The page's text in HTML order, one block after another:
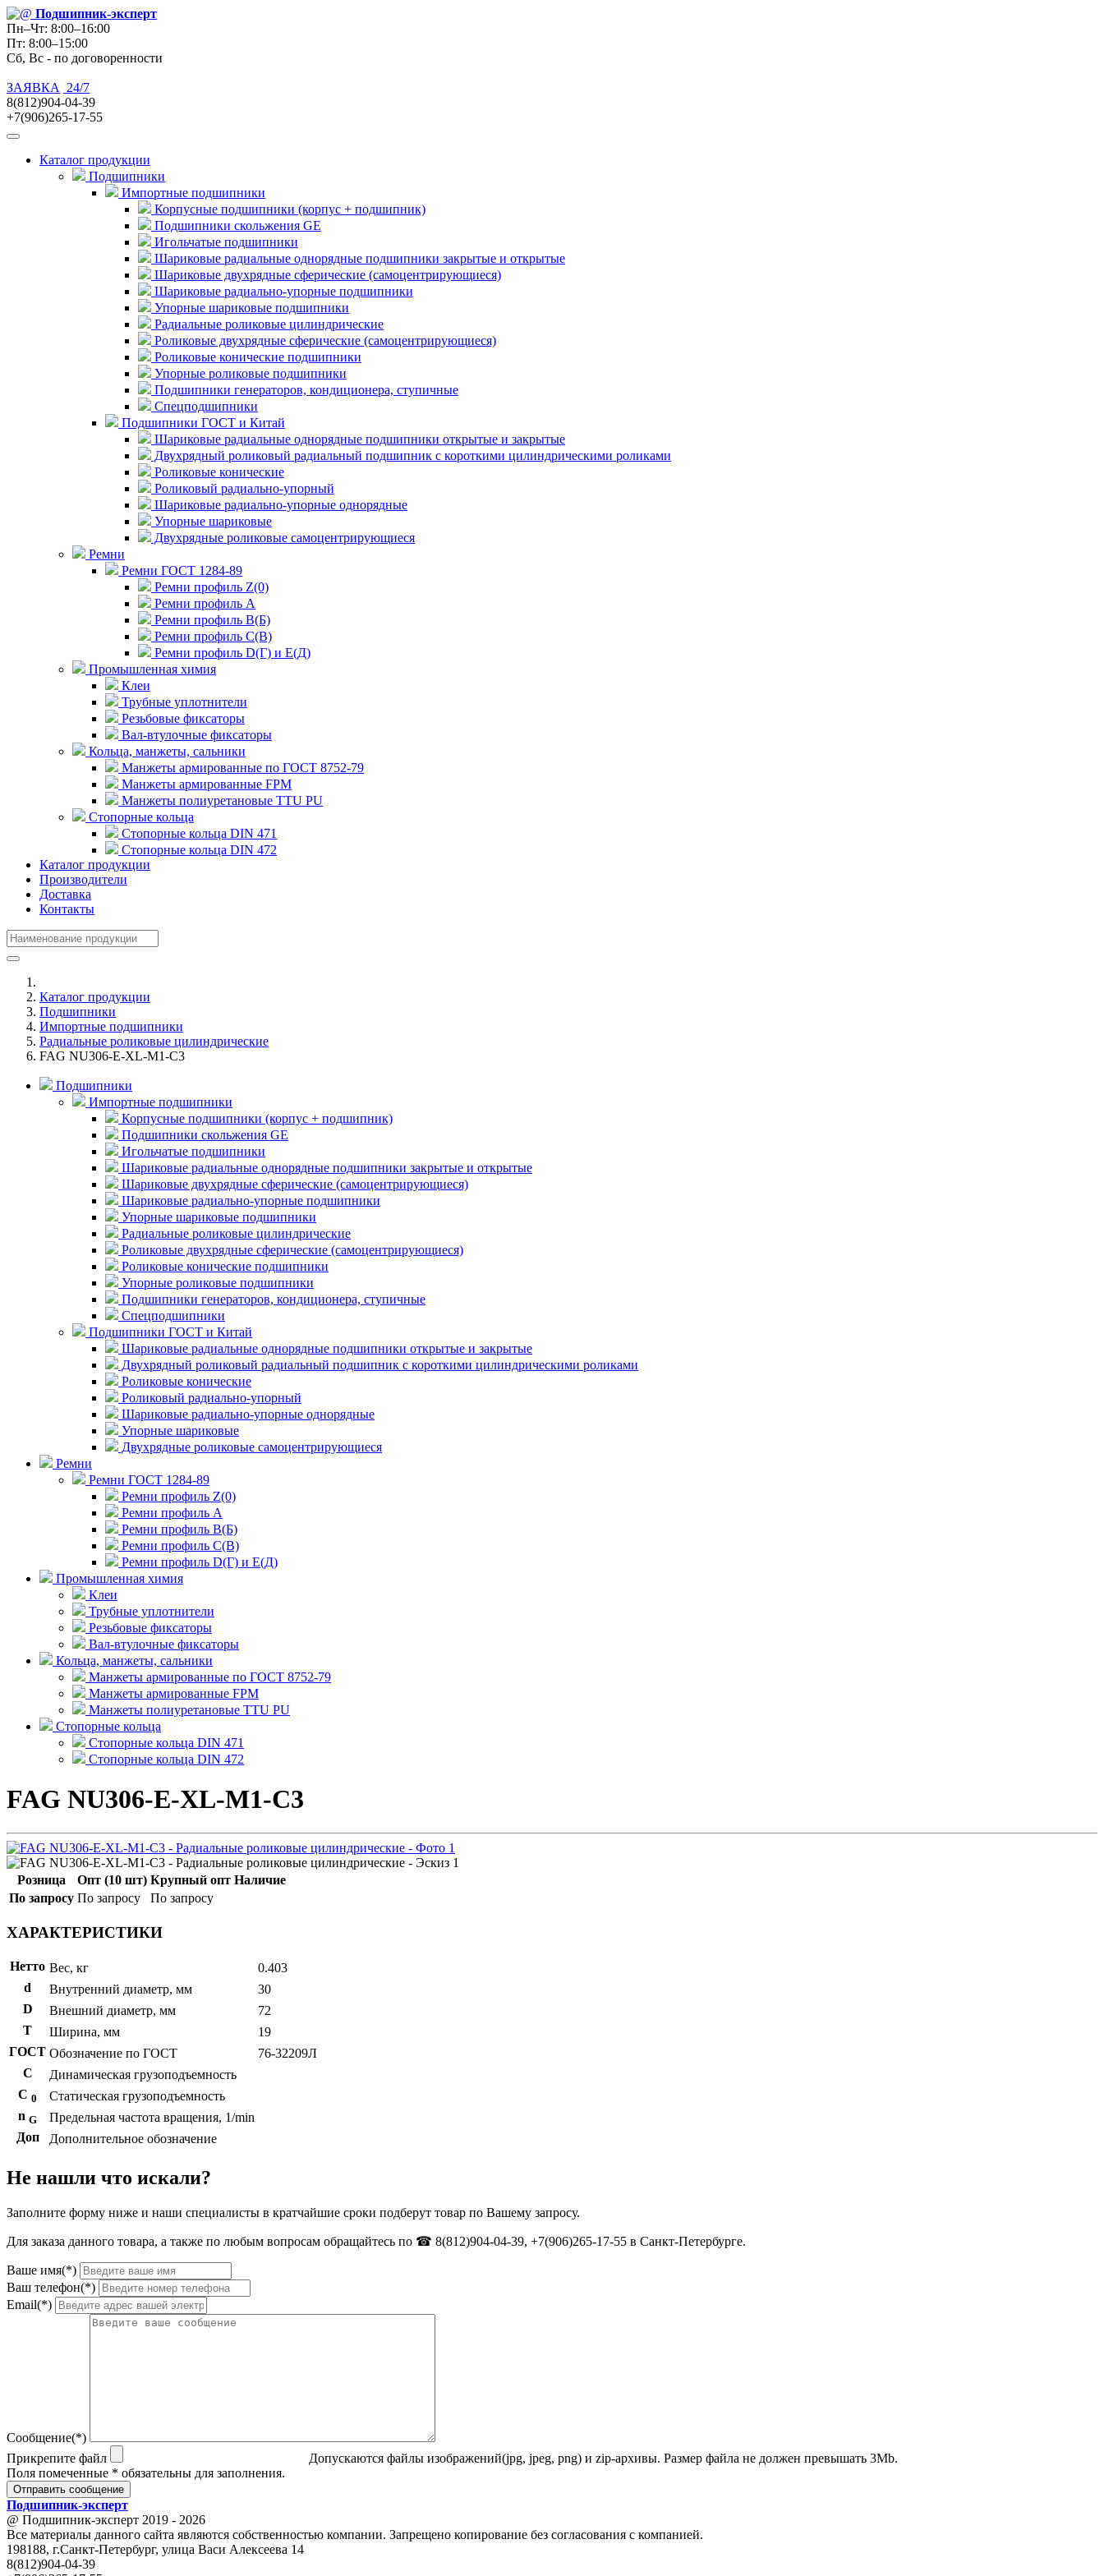
Подшипник-эксперт
Пн–Чт: 8:00–16:00
Пт: 8:00–15:00
Сб, Вс - по договоренности
ЗАЯВКА
24/7
8(812)904-04-39
+7(906)265-17-55
Каталог продукции
Подшипники
Импортные подшипники
Корпусные подшипники (корпус + подшипник)
Подшипники скольжения GE
Игольчатые подшипники
Шариковые радиальные однорядные подшипники закрытые и открытые
Шариковые двухрядные сферические (самоцентрирующиеся)
Шариковые радиально-упорные подшипники
Упорные шариковые подшипники
Радиальные роликовые цилиндрические
Роликовые двухрядные сферические (самоцентрирующиеся)
Роликовые конические подшипники
Упорные роликовые подшипники
Подшипники генераторов, кондиционера, ступичные
Спецподшипники
Подшипники ГОСТ и Китай
Шариковые радиальные однорядные подшипники открытые и закрытые
Двухрядный роликовый радиальный подшипник с короткими цилиндрическими роликами
Роликовые конические
Роликовый радиально-упорный
Шариковые радиально-упорные однорядные
Упорные шариковые
Двухрядные роликовые самоцентрирующиеся
Ремни
Ремни ГОСТ 1284-89
Ремни профиль Z(0)
Ремни профиль А
Ремни профиль В(Б)
Ремни профиль С(В)
Ремни профиль D(Г) и E(Д)
Промышленная химия
Клеи
Трубные уплотнители
Резьбовые фиксаторы
Вал-втулочные фиксаторы
Кольца, манжеты, сальники
Манжеты армированные по ГОСТ 8752-79
Манжеты армированные FPM
Манжеты полиуретановые TTU PU
Стопорные кольца
Стопорные кольца DIN 471
Стопорные кольца DIN 472
Каталог продукции
Производители
Доставка
Контакты
Каталог продукции
Подшипники
Импортные подшипники
Радиальные роликовые цилиндрические
FAG NU306-E-XL-M1-C3
Подшипники
Импортные подшипники
Корпусные подшипники (корпус + подшипник)
Подшипники скольжения GE
Игольчатые подшипники
Шариковые радиальные однорядные подшипники закрытые и открытые
Шариковые двухрядные сферические (самоцентрирующиеся)
Шариковые радиально-упорные подшипники
Упорные шариковые подшипники
Радиальные роликовые цилиндрические
Роликовые двухрядные сферические (самоцентрирующиеся)
Роликовые конические подшипники
Упорные роликовые подшипники
Подшипники генераторов, кондиционера, ступичные
Спецподшипники
Подшипники ГОСТ и Китай
Шариковые радиальные однорядные подшипники открытые и закрытые
Двухрядный роликовый радиальный подшипник с короткими цилиндрическими роликами
Роликовые конические
Роликовый радиально-упорный
Шариковые радиально-упорные однорядные
Упорные шариковые
Двухрядные роликовые самоцентрирующиеся
Ремни
Ремни ГОСТ 1284-89
Ремни профиль Z(0)
Ремни профиль А
Ремни профиль В(Б)
Ремни профиль С(В)
Ремни профиль D(Г) и E(Д)
Промышленная химия
Клеи
Трубные уплотнители
Резьбовые фиксаторы
Вал-втулочные фиксаторы
Кольца, манжеты, сальники
Манжеты армированные по ГОСТ 8752-79
Манжеты армированные FPM
Манжеты полиуретановые TTU PU
Стопорные кольца
Стопорные кольца DIN 471
Стопорные кольца DIN 472
FAG NU306-E-XL-M1-C3
Розница Опт (10 шт) Крупный опт Наличие
По запросу По запросу По запросу
ХАРАКТЕРИСТИКИ
Нетто Вес, кг
0.403
d
Внутренний диаметр, мм
30
D
Внешний диаметр, мм
72
T
Ширина, мм
19
ГОСТ Обозначение по ГОСТ
76-32209Л
C
Динамическая грузоподъемность
С 0
Статическая грузоподъемность
n G
Предельная частота вращения, 1/min
Доп
Дополнительное обозначение
Не нашли что искали?
Заполните форму ниже и наши специалисты в кратчайшие сроки подберут товар по Вашему запросу.
Для заказа данного товара, а также по любым вопросам обращайтесь по ☎ 8(812)904-04-39, +7(906)265-17-55 в Санкт-Петербурге.
Ваше имя(*)
Ваш телефон(*)
Email(*)
Сообщение(*)
Прикрепите файл
Допускаются файлы изображений(jpg, jpeg, png) и zip-архивы. Размер файла не должен превышать 3Mb.
Поля помеченные * обязательны для заполнения.
Отправить сообщение
Подшипник-эксперт
@ Подшипник-эксперт 2019 - 2026
Все материалы данного сайта являются собственностью компании. Запрещено копирование без согласования с компанией.
198188, г.Санкт-Петербург, улица Васи Алексеева 14
8(812)904-04-39